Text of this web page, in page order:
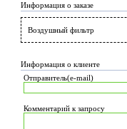
Информация о заказе
Воздушный фильтр
Информация о клиенте
Отправитель(e-mail)
Комментарий к запросу